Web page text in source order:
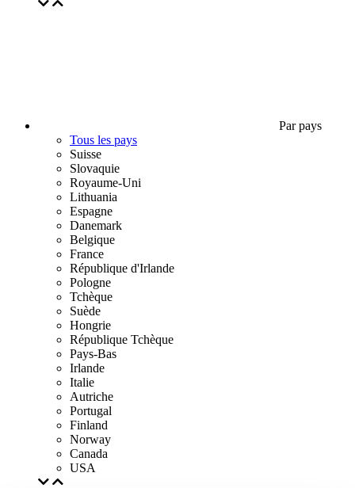
Par pays
Tous les pays
Suisse
Slovaquie
Royaume-Uni
Lithuania
Espagne
Danemark
Belgique
France
République d'Irlande
Pologne
Tchèque
Suède
Hongrie
République Tchèque
Pays-Bas
Irlande
Italie
Autriche
Portugal
Finland
Norway
Canada
USA